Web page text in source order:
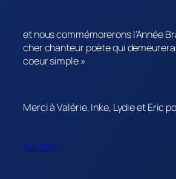
et nous commémorerons l’Année
cher chanteur poète qui
coeur simple »
Merci à Valérie, Inke, Lydie et Eric
18.6.2021